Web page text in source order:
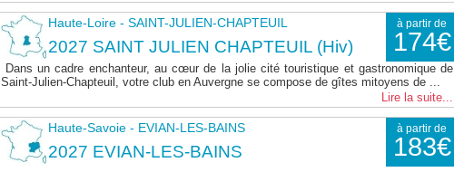
Haute-Loire - SAINT-JULIEN-CHAPTEUIL à partir de
174€
2027 SAINT JULIEN CHAPTEUIL (Hiv)
Dans un cadre enchanteur, au cœur de la jolie cité touristique et gastronomique de
Saint-Julien-Chapteuil, votre club en Auvergne se compose de gîtes mitoyens de ...
Lire la suite...
Haute-Savoie - EVIAN-LES-BAINS à partir de
183€
2027 EVIAN-LES-BAINS